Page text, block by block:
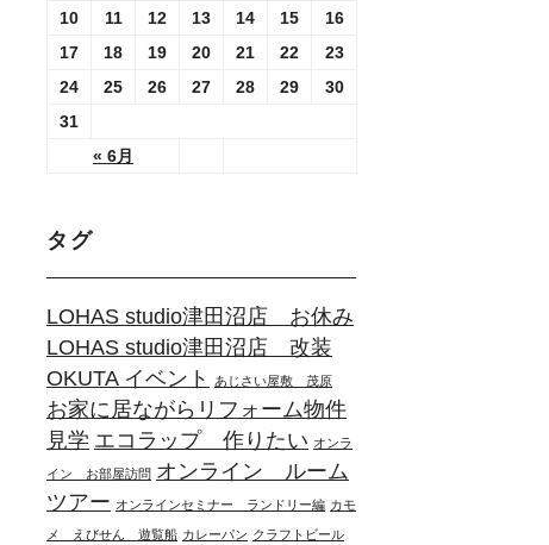
« 6月
10
11 12 13 14 15
16
17
18 19 20 21 22
23
24
25 26 27 28 29
30
31
タグ
LOHAS studio津田沼店 お休み
LOHAS studio津田沼店 改装
OKUTA イベント
あじさい屋敷 茂原
お家に居ながらリフォーム物件
見学 エコラップ 作りたい オンラ
イン お部屋訪問 オンライン ルーム
ツアー オンラインセミナー ランドリー編 カモ
メ えびせん 遊覧船 カレーパン クラフトビール